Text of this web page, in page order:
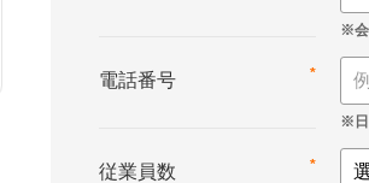
*
電話番号
*
従業員数